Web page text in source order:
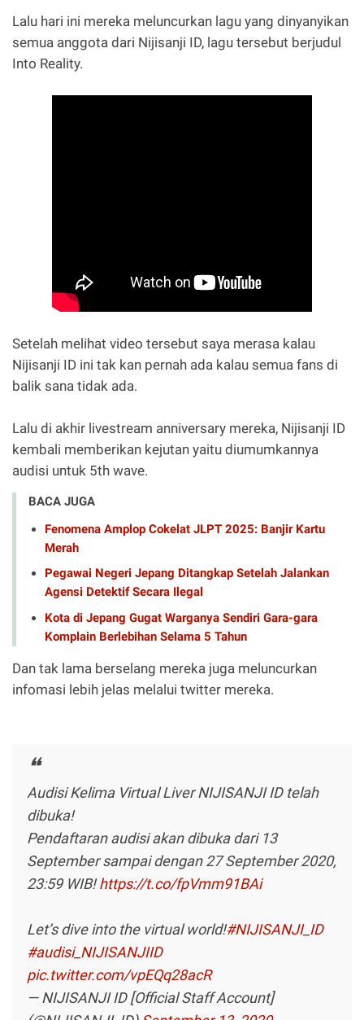
Lalu hari ini mereka meluncurkan lagu yang dinyanyikan
semua anggota dari Nijisanji ID, lagu tersebut berjudul
Into Reality.
Setelah melihat video tersebut saya merasa kalau
Nijisanji ID ini tak kan pernah ada kalau semua fans di
balik sana tidak ada.
Lalu di akhir livestream anniversary mereka, Nijisanji ID
kembali memberikan kejutan yaitu diumumkannya
audisi untuk 5th wave.
BACA JUGA
Fenomena Amplop Cokelat JLPT 2025: Banjir Kartu
Merah
Pegawai Negeri Jepang Ditangkap Setelah Jalankan
Agensi Detektif Secara Ilegal
Kota di Jepang Gugat Warganya Sendiri Gara-gara
Komplain Berlebihan Selama 5 Tahun
Dan tak lama berselang mereka juga meluncurkan
infomasi lebih jelas melalui twitter mereka.
Audisi Kelima Virtual Liver NIJISANJI ID telah
dibuka!
Pendaftaran audisi akan dibuka dari 13
September sampai dengan 27 September 2020,
23:59 WIB!https://t.co/fpVmm91BAi
Let’s dive into the virtual world!#NIJISANJI_ID
#audisi_NIJISANJIID
pic.twitter.com/vpEQq28acR
— NIJISANJI ID [Official Staff Account]